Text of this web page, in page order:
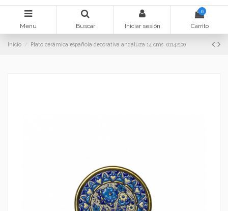
Menu Buscar Iniciar sesión
0
Carrito
Inicio Plato cerámica española decorativa andaluza 14 cms. 01142100